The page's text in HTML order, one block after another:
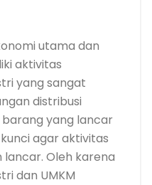
utama dan
aktivitas
yang sangat
distribusi
yang lancar
agar aktivitas
Oleh karena
dan UMKM